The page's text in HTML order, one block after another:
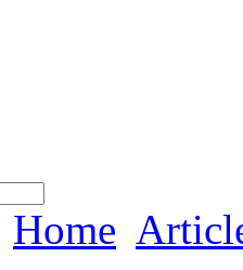
Home